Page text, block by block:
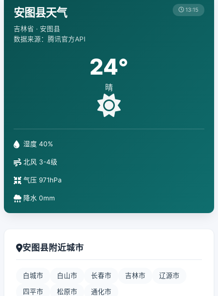
安图县天气
吉林省 · 安图县
数据来源：腾讯官方API
13:15
24°
晴
湿度 40%
北风 3-4级
气压 971hPa
降水 0mm
安图县附近城市
白城市 白山市 长春市 吉林市 辽源市
四平市 松原市 通化市